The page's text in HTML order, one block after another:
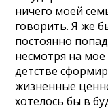
ничего моей
говорить. Я же
постоянно
несмотря на
детстве
жизненные
хотелось бы в